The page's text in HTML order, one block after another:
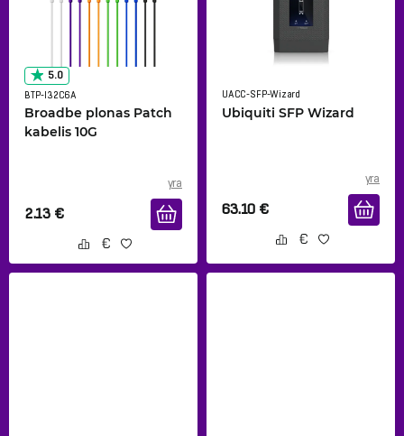
5.0
BTP-I32C6A
Broadbe plonas Patch
kabelis 10G
yra
2.13 €
UACC-SFP-Wizard
Ubiquiti SFP Wizard
yra
63.10 €